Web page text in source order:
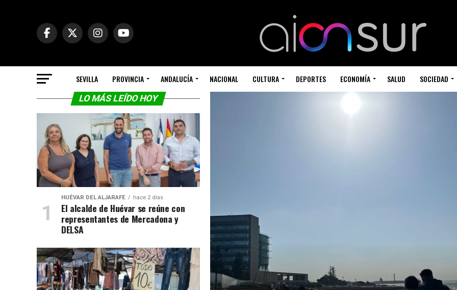
SEVILLA PROVINCIA ANDALUCÍA NACIONAL CULTURA DEPORTES ECONOMÍA SALUD SOCIEDAD
LO MÁS LEÍDO HOY
HUÉVAR DEL ALJARAFE hace 2 días
El alcalde de Huévar se reúne con
representantes de Mercadona y
DELSA